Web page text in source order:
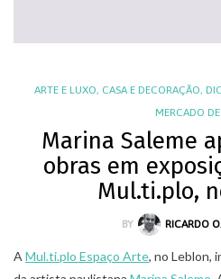
ARTE E LUXO, CASA E DECORAÇÃO,
MERCADO
Marina Saleme
obras em
Mul.ti.plo,
BY RICARDO
A Mul.ti.plo Espaço Arte, no Leblon,